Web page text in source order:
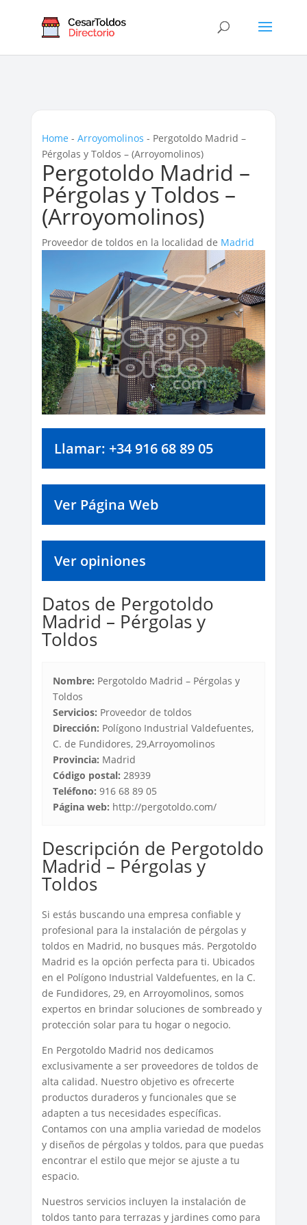
Home - Arroyomolinos - Pergotoldo Madrid –
Pérgolas y Toldos – (Arroyomolinos)
Pergotoldo Madrid –
Pérgolas y Toldos –
(Arroyomolinos)
Proveedor de toldos en la localidad de Madrid
Llamar: +34 916 68 89 05
Ver Página Web
Ver opiniones
Datos de Pergotoldo
Madrid – Pérgolas y
Toldos
Nombre: Pergotoldo Madrid – Pérgolas y
Toldos
Servicios: Proveedor de toldos
Dirección: Polígono Industrial Valdefuentes,
C. de Fundidores, 29,Arroyomolinos
Provincia: Madrid
Código postal: 28939
Teléfono: 916 68 89 05
Página web: http://pergotoldo.com/
Descripción de Pergotoldo
Madrid – Pérgolas y
Toldos
Si estás buscando una empresa confiable y
profesional para la instalación de pérgolas y
toldos en Madrid, no busques más. Pergotoldo
Madrid es la opción perfecta para ti. Ubicados
en el Polígono Industrial Valdefuentes, en la C.
de Fundidores, 29, en Arroyomolinos, somos
expertos en brindar soluciones de sombreado y
protección solar para tu hogar o negocio.
En Pergotoldo Madrid nos dedicamos
exclusivamente a ser proveedores de toldos de
alta calidad. Nuestro objetivo es ofrecerte
productos duraderos y funcionales que se
adapten a tus necesidades específicas.
Contamos con una amplia variedad de modelos
y diseños de pérgolas y toldos, para que puedas
encontrar el estilo que mejor se ajuste a tu
espacio.
Nuestros servicios incluyen la instalación de
toldos tanto para terrazas y jardines como para